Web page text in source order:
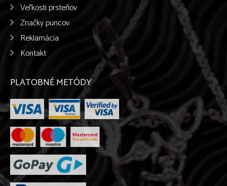
Veľkosti prsteňov
Značky puncov
Reklamácia
Kontakt
PLATOBNÉ METÓDY